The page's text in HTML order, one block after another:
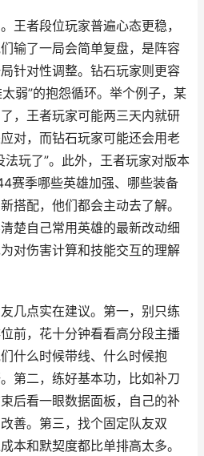
王者段位玩家普遍心态更稳，
输了一局会简单复盘，是阵容
针对性调整。钻石玩家则更容
弱”的抱怨循环。举个例子，某
，王者玩家可能两三天内就研
对，而钻石玩家可能还会用老
玩了”。此外，王者玩家对版本
赛季哪些英雄加强、哪些装备
搭配，他们都会主动去了解。
楚自己常用英雄的最新改动细
对伤害计算和技能交互的理解
几点实在建议。第一，别只练
前，花十分钟看看高分段主播
什么时候带线、什么时候抱
第二，练好基本功，比如补刀
后看一眼数据面板，自己的补
善。第三，找个固定队友双
本和默契度都比单排高太多。